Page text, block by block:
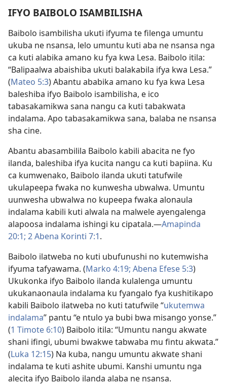
IFYO BAIBOLO ISAMBILISHA
Baibolo isambilisha ukuti ifyuma te filenga umuntu
ukuba ne nsansa, lelo umuntu kuti aba ne nsansa nga
ca kuti alabika amano ku fya kwa Lesa. Baibolo itila:
“Balipaalwa abaishiba ukuti balakabila ifya kwa Lesa.”
(Mateo 5:3) Abantu ababika amano ku fya kwa Lesa
baleshiba ifyo Baibolo isambilisha, e ico
tabasakamikwa sana nangu ca kuti tabakwata
indalama. Apo tabasakamikwa sana, balaba ne nsansa
sha cine.
Abantu abasambilila Baibolo kabili abacita ne fyo
ilanda, baleshiba ifya kucita nangu ca kuti bapiina. Ku
ca kumwenako, Baibolo ilanda ukuti tatufwile
ukulapeepa fwaka no kunwesha ubwalwa. Umuntu
uunwesha ubwalwa no kupeepa fwaka alonaula
indalama kabili kuti alwala na malwele ayengalenga
alapoosa indalama ishingi ku cipatala.—Amapinda
20:1; 2 Abena Korinti 7:1.
Baibolo ilatweba no kuti ubufunushi no kutemwisha
ifyuma tafyawama. (Marko 4:19; Abena Efese 5:3)
Ukukonka ifyo Baibolo ilanda kulalenga umuntu
ukukanaonaula indalama ku fyangalo fya kushitikapo
kabili Baibolo ilatweba no kuti tatufwile “ukutemwa
indalama” pantu “e ntulo ya bubi bwa misango yonse.”
(1 Timote 6:10) Baibolo itila: “Umuntu nangu akwate
shani ifingi, ubumi bwakwe tabwaba mu fintu akwata.”
(Luka 12:15) Na kuba, nangu umuntu akwate shani
indalama te kuti ashite ubumi. Kanshi umuntu nga
alecita ifyo Baibolo ilanda alaba ne nsansa.